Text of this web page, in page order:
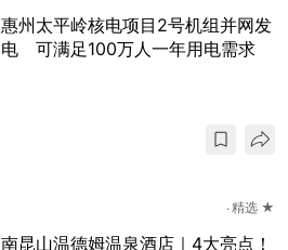
惠州太平岭核电项目2号机组并网发
电 可满足100万人一年用电需求
精选 ★
南昆山温德姆温泉酒店｜4大亮点！